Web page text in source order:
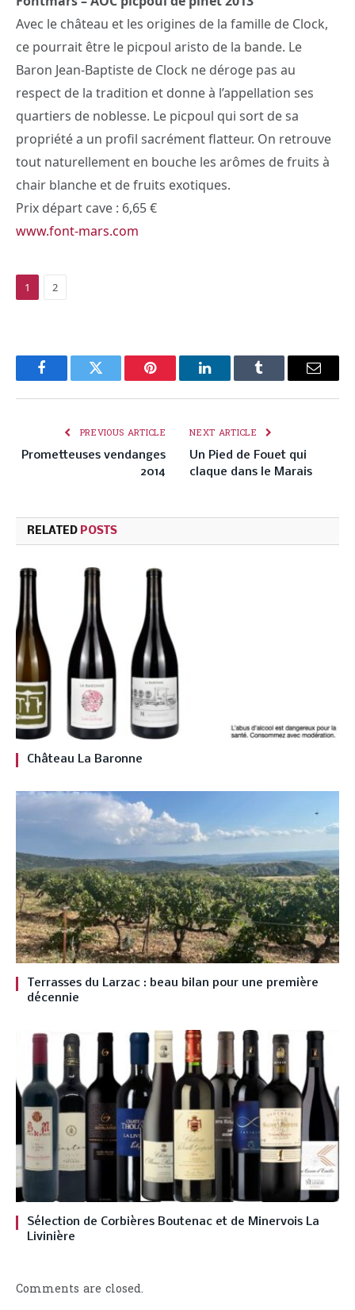
Avec le château et les origines de la famille de Clock,
ce pourrait être le picpoul aristo de la bande. Le
Baron Jean-Baptiste de Clock ne déroge pas au
respect de la tradition et donne à l’appellation ses
quartiers de noblesse. Le picpoul qui sort de sa
propriété a un profil sacrément flatteur. On retrouve
tout naturellement en bouche les arômes de fruits à
chair blanche et de fruits exotiques.
Prix départ cave : 6,65 €
www.font-mars.com
1 2
FacebookTwitter Pinterest LinkedInTumblr Email
PREVIOUS ARTICLE
Prometteuses vendanges
2014
NEXT ARTICLE
Un Pied de Fouet qui
claque dans le Marais
RELATED POSTS
Château La Baronne
Terrasses du Larzac : beau bilan pour une première
décennie
Sélection de Corbières Boutenac et de Minervois La
Livinière
Comments are closed.